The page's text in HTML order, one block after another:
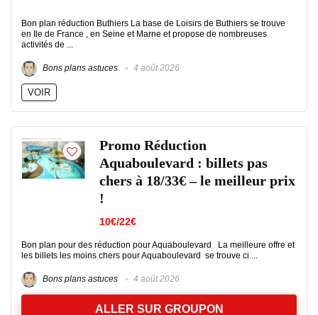
Bon plan réduction Buthiers La base de Loisirs de Buthiers se trouve
en Ile de France , en Seine et Marne et propose de nombreuses
activités de ...
Bons plans astuces 4 août 2026
VOIR
Promo Réduction
Aquaboulevard : billets pas
chers à 18/33€ – le meilleur prix
!
10€/22€
Bon plan pour des réduction pour Aquaboulevard La meilleure offre et
les billets les moins chers pour Aquaboulevard se trouve ci ...
Bons plans astuces 4 août 2026
ALLER SUR GROUPON